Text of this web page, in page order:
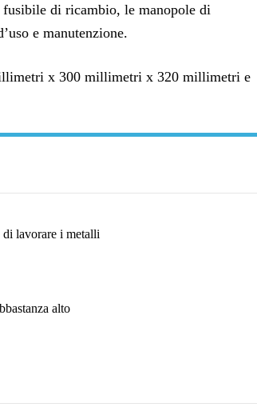
di ricambio, le manopole di
e manutenzione.
x 300 millimetri x 320 millimetri e
di lavorare i metalli
alto